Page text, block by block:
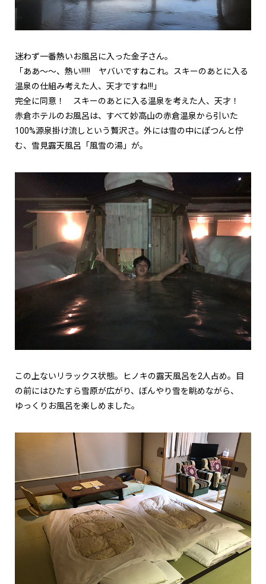
迷わず一番熱いお風呂に入った金子さん。
「ああ～～、熱い!!!!! ヤバいですねこれ。スキーのあとに入る
温泉の仕組み考えた人、天才ですね!!!」
完全に同意！ スキーのあとに入る温泉を考えた人、天才！
赤倉ホテルのお風呂は、すべて妙高山の赤倉温泉から引いた
100%源泉掛け流しという贅沢さ。外には雪の中にぽつんと佇
む、雪見露天風呂「風雪の湯」が。
この上ないリラックス状態。ヒノキの露天風呂を2人占め。目
の前にはひたすら雪原が広がり、ぼんやり雪を眺めながら、
ゆっくりお風呂を楽しめました。